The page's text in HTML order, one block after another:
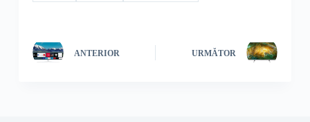
ANTERIOR URMĂTOR